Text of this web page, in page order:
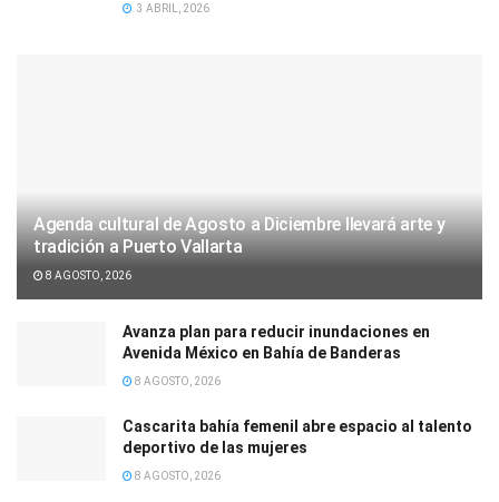
3 ABRIL, 2026
Agenda cultural de Agosto a Diciembre llevará arte y
tradición a Puerto Vallarta
8 AGOSTO, 2026
Avanza plan para reducir inundaciones en
Avenida México en Bahía de Banderas
8 AGOSTO, 2026
Cascarita bahía femenil abre espacio al talento
deportivo de las mujeres
8 AGOSTO, 2026